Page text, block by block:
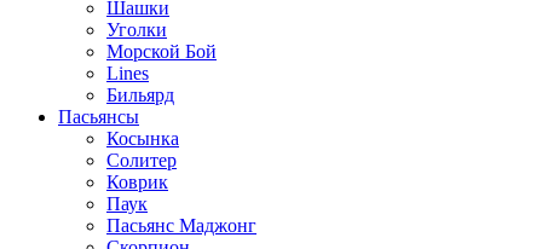
Шашки
Уголки
Морской Бой
Lines
Бильярд
Пасьянсы
Косынка
Солитер
Коврик
Паук
Пасьянс Маджонг